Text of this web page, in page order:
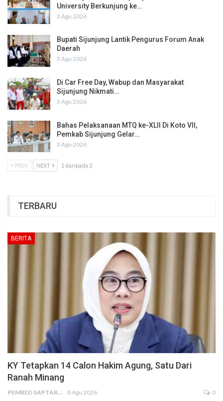
University Berkunjung ke…
3 Agu 2026
Bupati Sijunjung Lantik Pengurus Forum Anak
Daerah
3 Agu 2026
Di Car Free Day, Wabup dan Masyarakat
Sijunjung Nikmati…
3 Agu 2026
Bahas Pelaksanaan MTQ ke-XLII Di Koto VII,
Pemkab Sijunjung Gelar…
3 Agu 2026
PREV NEXT 1 daripada 2
TERBARU
BERITA
KY Tetapkan 14 Calon Hakim Agung, Satu Dari
Ranah Minang
PEMRED SAPTARIUS 8 Agu 2026 0